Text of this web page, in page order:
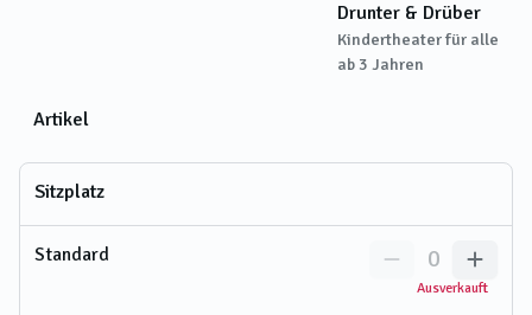
Drunter & Drüber
Kindertheater für alle
ab 3 Jahren
Artikel
Sitzplatz
Standard
Ausverkauft
0